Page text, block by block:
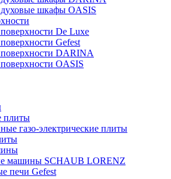
шкафы OASIS
De Luxe
Gefest
DARINA
OASIS
плиты
газо-электрические плиты
машины SCHAUB LORENZ
печи Gefest